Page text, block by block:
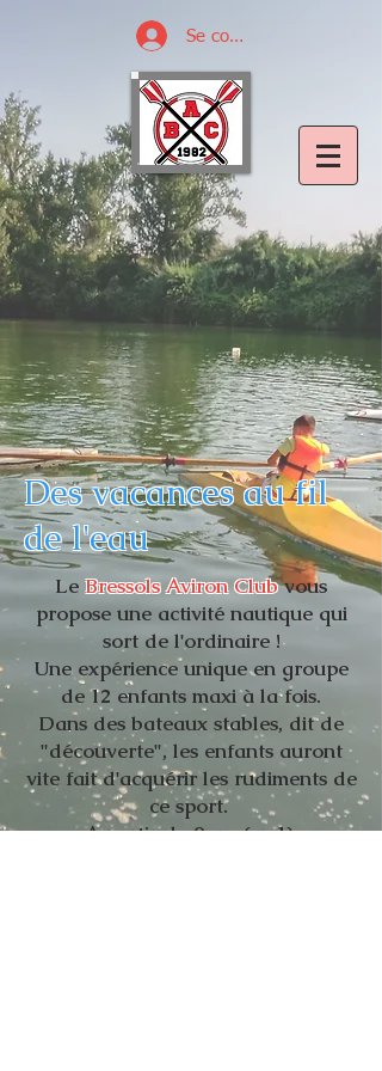
Se connecter
Des vacances au fil
de l'eau
Le Bressols Aviron Clubvous
propose une activité nautique qui
sort de l'ordinaire !
Une expérience unique en groupe
de 12 enfants maxi à la fois.
Dans des bateaux stables, dit de
"découverte", les enfants auront
vite fait d'acquérir les rudiments de
ce sport.
A partir de 9ans (cm1)